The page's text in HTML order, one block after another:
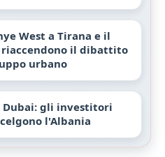
West a Tirana e il
il dibattito
urbano
gli investitori
l'Albania